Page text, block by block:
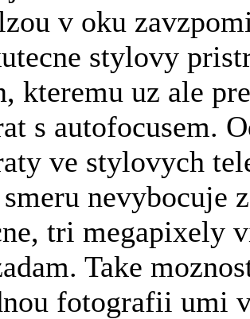
v oku
stylovy
kteremu uz ale
s autofocusem.
ve stylovych
nevybocuje
tri megapixely
Take
fotografii umi